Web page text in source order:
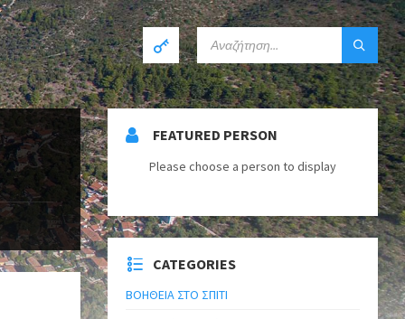
FEATURED PERSON
Please choose a person to display
CATEGORIES
ΒΟΗΘΕΙΑ ΣΤΟ ΣΠΙΤΙ